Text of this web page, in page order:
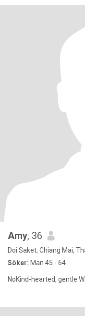
Amy, 36
Doi Saket, Chiang Mai,
Söker: Man 45 - 64
NoKind-hearted, gentle